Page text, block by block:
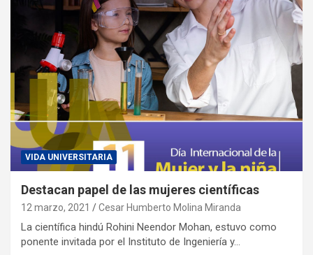
VIDA UNIVERSITARIA
Destacan papel de las mujeres científicas
12 marzo, 2021 Cesar Humberto Molina Miranda
La científica hindú Rohini Neendor Mohan, estuvo como
ponente invitada por el Instituto de Ingeniería y…